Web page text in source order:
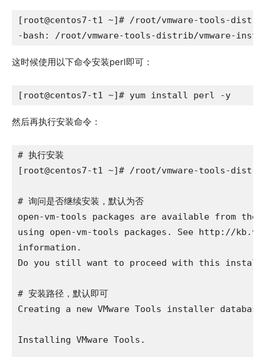
[root@centos7-t1 ~]# /root/vmware-tools-
-bash: /root/vmware-tools-distrib/vmware-
这时候使用以下命令安装perl即可：
[root@centos7-t1 ~]# yum install perl -y
然后再执行安装命令：
# 执行安装
[root@centos7-t1 ~]# /root/vmware-tools-
# 询问是否继续安装，默认为否
open-vm-tools packages are available from the
using open-vm-tools packages. See http://
information.
Do you still want to proceed with this
# 安装路径，默认即可
Creating a new VMware Tools installer
Installing VMware Tools.